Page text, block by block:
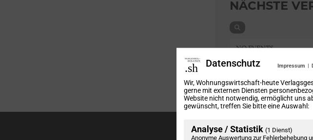
NÄCHSTE
NO EVENTS
Datenschutz Impressum |
Wir, Wohnungswirtschaft-heute
gerne mit externen Diensten
Website nicht notwendig, ermöglicht uns
gewünscht, treffen Sie bitte eine Auswahl:
Analyse / Statistik (1 Dienst)
Anonyme Auswertung zur Fehlerbehebung